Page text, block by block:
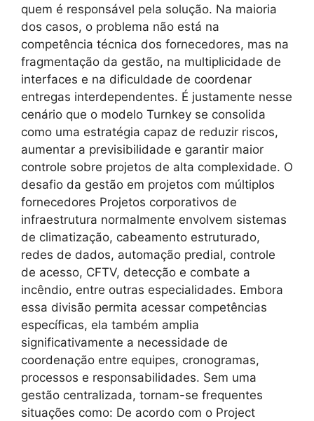
quem é responsável pela solução. Na maioria
dos casos, o problema não está na
competência técnica dos fornecedores, mas na
fragmentação da gestão, na multiplicidade de
interfaces e na dificuldade de coordenar
entregas interdependentes. É justamente nesse
cenário que o modelo Turnkey se consolida
como uma estratégia capaz de reduzir riscos,
aumentar a previsibilidade e garantir maior
controle sobre projetos de alta complexidade. O
desafio da gestão em projetos com múltiplos
fornecedores Projetos corporativos de
infraestrutura normalmente envolvem sistemas
de climatização, cabeamento estruturado,
redes de dados, automação predial, controle
de acesso, CFTV, detecção e combate a
incêndio, entre outras especialidades. Embora
essa divisão permita acessar competências
específicas, ela também amplia
significativamente a necessidade de
coordenação entre equipes, cronogramas,
processos e responsabilidades. Sem uma
gestão centralizada, tornam-se frequentes
situações como: De acordo com o Project